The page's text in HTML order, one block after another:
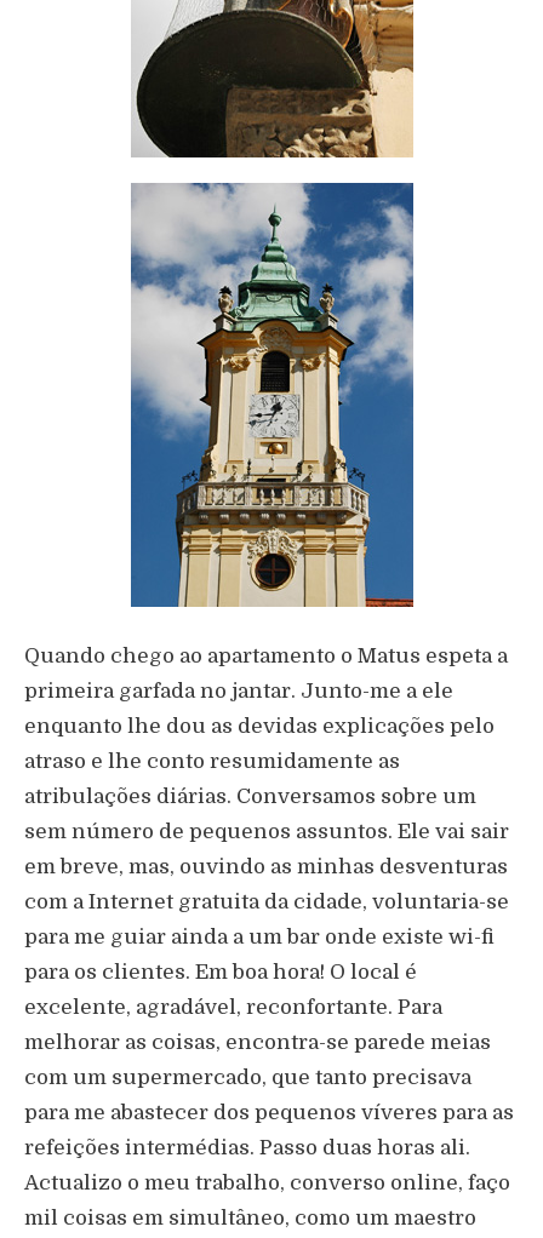
Quando chego ao apartamento o Matus espeta a
primeira garfada no jantar. Junto-me a ele
enquanto lhe dou as devidas explicações pelo
atraso e lhe conto resumidamente as
atribulações diárias. Conversamos sobre um
sem número de pequenos assuntos. Ele vai sair
em breve, mas, ouvindo as minhas desventuras
com a Internet gratuita da cidade, voluntaria-se
para me guiar ainda a um bar onde existe wi-fi
para os clientes. Em boa hora! O local é
excelente, agradável, reconfortante. Para
melhorar as coisas, encontra-se parede meias
com um supermercado, que tanto precisava
para me abastecer dos pequenos víveres para as
refeições intermédias. Passo duas horas ali.
Actualizo o meu trabalho, converso online, faço
mil coisas em simultâneo, como um maestro